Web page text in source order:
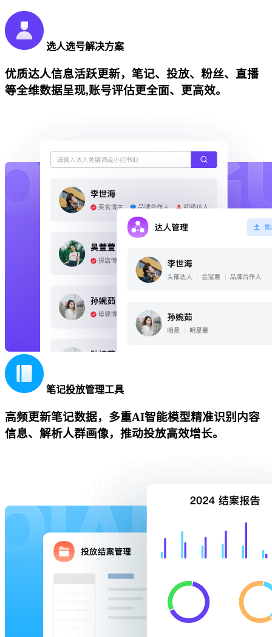
选人选号解决方案
优质达人信息活跃更新，笔记、投放、粉丝、直播
等全维数据呈现,账号评估更全面、更高效。
笔记投放管理工具
高频更新笔记数据，多重AI智能模型精准识别内容
信息、解析人群画像，推动投放高效增长。